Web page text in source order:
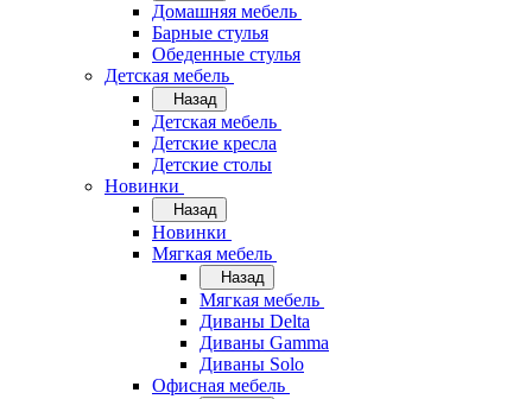
Домашняя мебель
Барные стулья
Обеденные стулья
Детская мебель
Назад
Детская мебель
Детские кресла
Детские столы
Новинки
Назад
Новинки
Мягкая мебель
Назад
Мягкая мебель
Диваны Delta
Диваны Gamma
Диваны Solo
Офисная мебель